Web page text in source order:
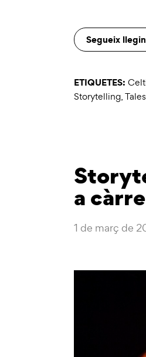
Segueix
ETIQUETES:
Storytelling,
a
1 de març de